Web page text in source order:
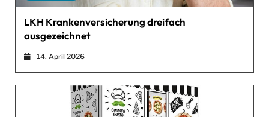
LKH Krankenversicherung dreifach
ausgezeichnet
14. April 2026